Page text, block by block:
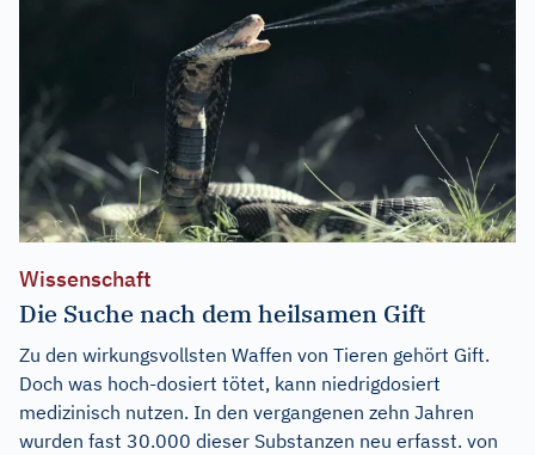
Wissenschaft
Die Suche nach dem heilsamen Gift
Zu den wirkungsvollsten Waffen von Tieren gehört Gift.
Doch was hoch-dosiert tötet, kann niedrigdosiert
medizinisch nutzen. In den vergangenen zehn Jahren
wurden fast 30.000 dieser Substanzen neu erfasst. von